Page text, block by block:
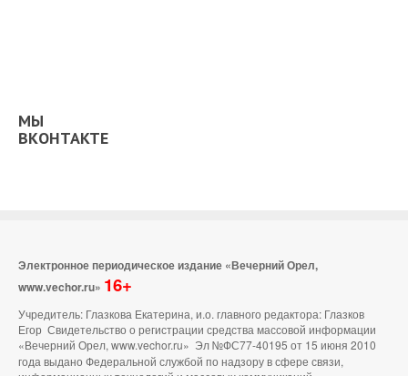
МЫ
ВКОНТАКТЕ
Электронное периодическое издание «Вечерний Орел,
www.vechor.ru» 16+
Учредитель: Глазкова Екатерина, и.о. главного редактора: Глазков
Егор Свидетельство о регистрации средства массовой информации
«Вечерний Орел, www.vechor.ru» Эл №ФС77-40195 от 15 июня 2010
года выдано Федеральной службой по надзору в сфере связи,